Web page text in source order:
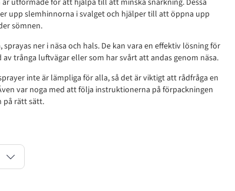
upp slemhinnorna i svalget och hjälper till att öppna upp
sömnen.
ner i näsa och hals. De kan vara en effektiv lösning för
trånga luftvägar eller som har svårt att andas genom näsa.
inte är lämpliga för alla, så det är viktigt att rådfråga en
var noga med att följa instruktionerna på förpackningen
på rätt sätt.